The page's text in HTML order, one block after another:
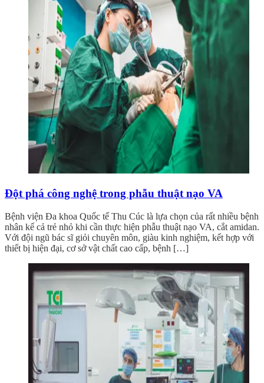
Đột phá công nghệ trong phẫu thuật nạo VA
Bệnh viện Đa khoa Quốc tế Thu Cúc là lựa chọn của rất nhiều bệnh
nhân kể cả trẻ nhỏ khi cần thực hiện phẫu thuật nạo VA, cắt amidan.
Với đội ngũ bác sĩ giỏi chuyên môn, giàu kinh nghiệm, kết hợp với
thiết bị hiện đại, cơ sở vật chất cao cấp, bệnh […]